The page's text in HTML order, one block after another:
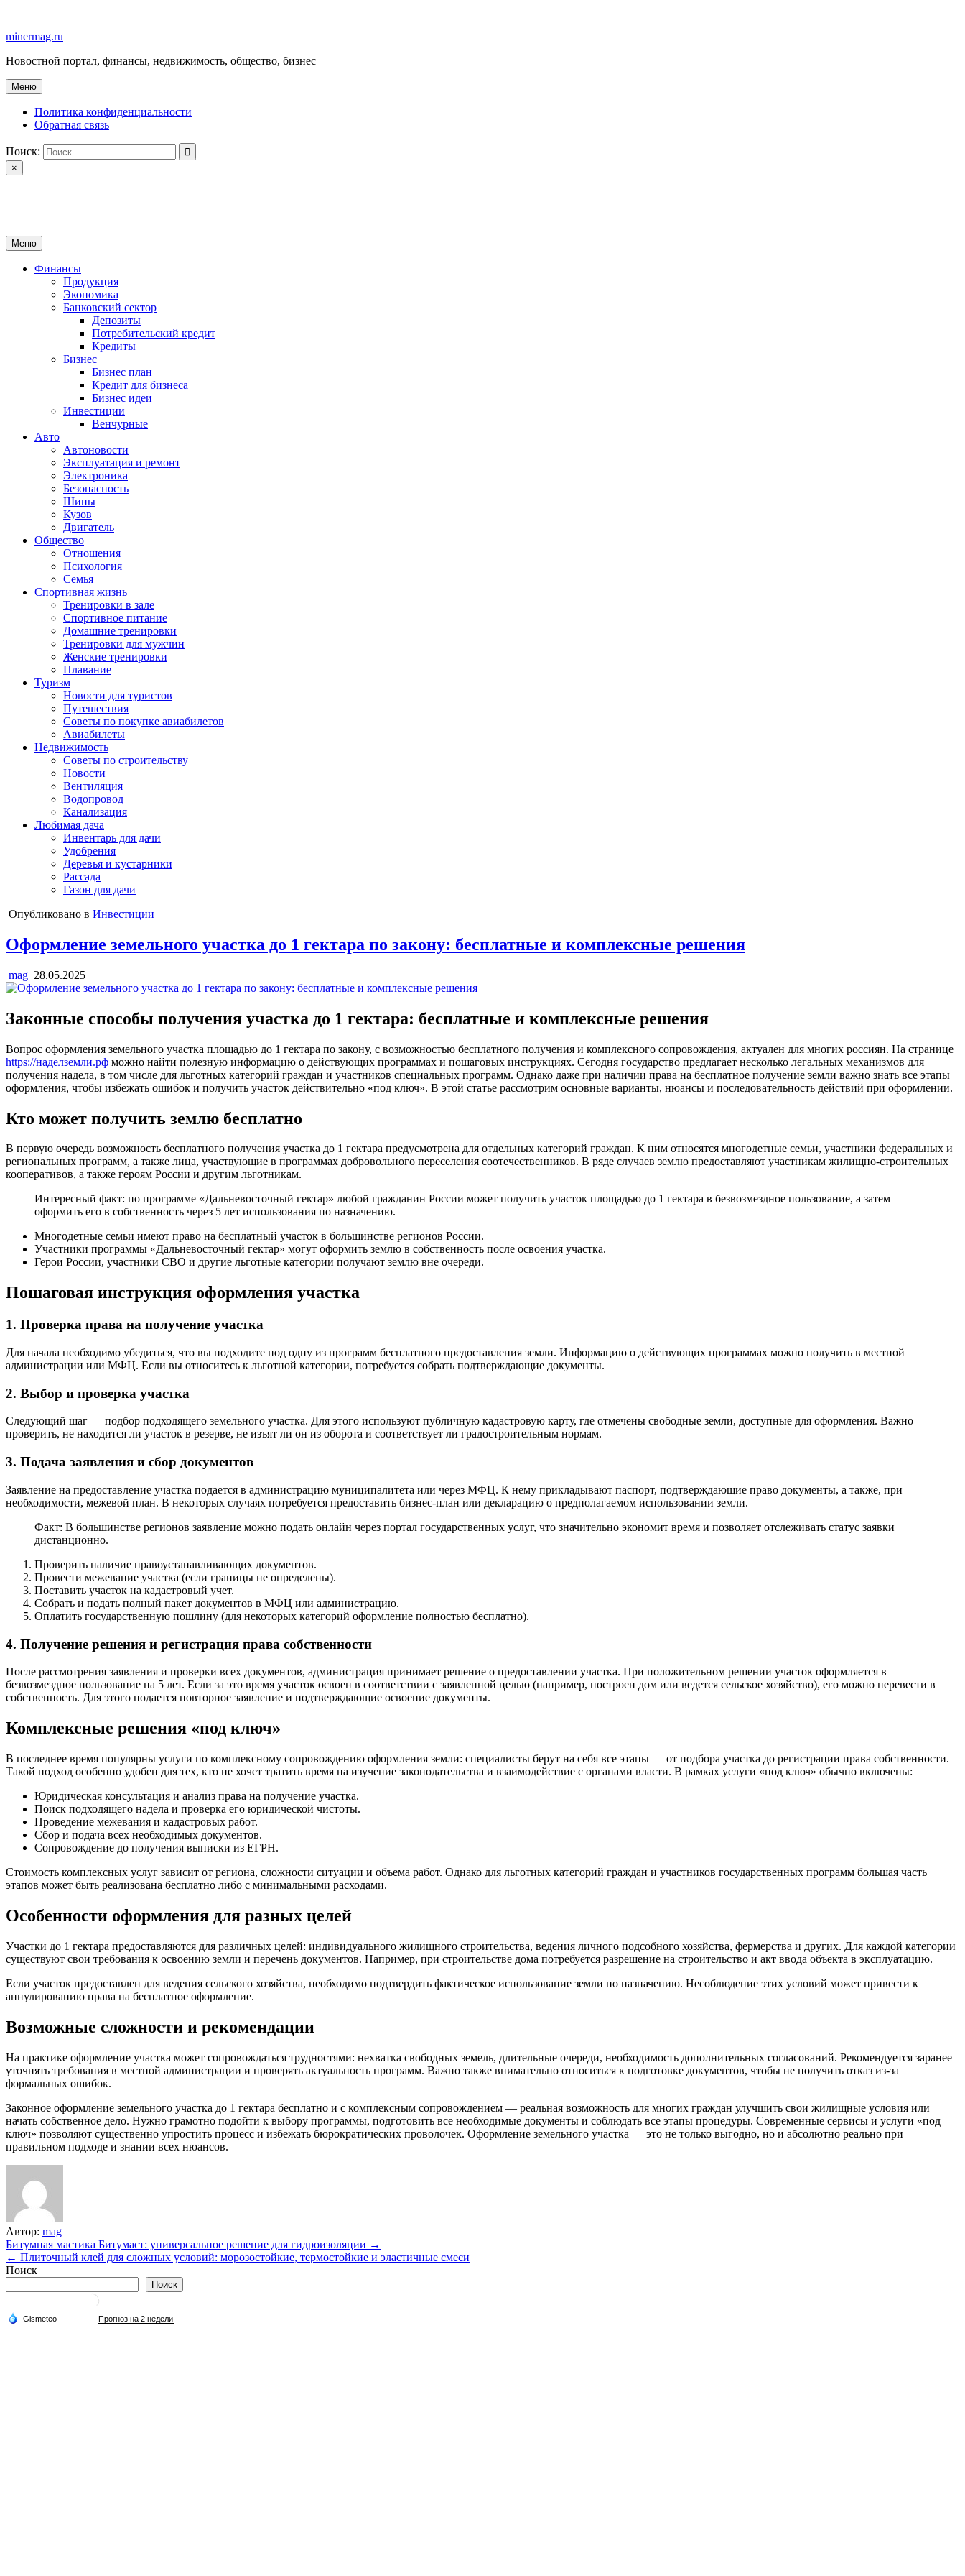
содержимому
minermag.ru
Новостной портал, финансы, недвижимость, общество, бизнес
Меню
Политика конфиденциальности
Обратная связь
Поиск:
×
Меню
Финансы
Продукция
Экономика
Банковский сектор
Депозиты
Потребительский кредит
Кредиты
Бизнес
Бизнес план
Кредит для бизнеса
Бизнес идеи
Инвестиции
Венчурные
Авто
Автоновости
Эксплуатация и ремонт
Электроника
Безопасность
Шины
Кузов
Двигатель
Общество
Отношения
Психология
Семья
Спортивная жизнь
Тренировки в зале
Спортивное питание
Домашние тренировки
Тренировки для мужчин
Женские тренировки
Плавание
Туризм
Новости для туристов
Путешествия
Советы по покупке авиабилетов
Авиабилеты
Недвижимость
Советы по строительству
Новости
Вентиляция
Водопровод
Канализация
Любимая дача
Инвентарь для дачи
Удобрения
Деревья и кустарники
Рассада
Газон для дачи
Опубликовано в Инвестиции
Оформление земельного участка до 1 гектара по закону: бесплатные и комплексные решения
mag 28.05.2025
Законные способы получения участка до 1 гектара: бесплатные и комплексные решения
Вопрос оформления земельного участка площадью до 1 гектара по закону, с возможностью бесплатного получения и комплексного сопровождения, актуален для многих россиян. На странице
https://наделземли.рф можно найти полезную информацию о действующих программах и пошаговых инструкциях. Сегодня государство предлагает несколько легальных механизмов для
получения надела, в том числе для льготных категорий граждан и участников специальных программ. Однако даже при наличии права на бесплатное получение земли важно знать все этапы
оформления, чтобы избежать ошибок и получить участок действительно «под ключ». В этой статье рассмотрим основные варианты, нюансы и последовательность действий при оформлении.
Кто может получить землю бесплатно
В первую очередь возможность бесплатного получения участка до 1 гектара предусмотрена для отдельных категорий граждан. К ним относятся многодетные семьи, участники федеральных и
региональных программ, а также лица, участвующие в программах добровольного переселения соотечественников. В ряде случаев землю предоставляют участникам жилищно-строительных
кооперативов, а также героям России и другим льготникам.
Интересный факт: по программе «Дальневосточный гектар» любой гражданин России может получить участок площадью до 1 гектара в безвозмездное пользование, а затем
оформить его в собственность через 5 лет использования по назначению.
Многодетные семьи имеют право на бесплатный участок в большинстве регионов России.
Участники программы «Дальневосточный гектар» могут оформить землю в собственность после освоения участка.
Герои России, участники СВО и другие льготные категории получают землю вне очереди.
Пошаговая инструкция оформления участка
1. Проверка права на получение участка
Для начала необходимо убедиться, что вы подходите под одну из программ бесплатного предоставления земли. Информацию о действующих программах можно получить в местной
администрации или МФЦ. Если вы относитесь к льготной категории, потребуется собрать подтверждающие документы.
2. Выбор и проверка участка
Следующий шаг — подбор подходящего земельного участка. Для этого используют публичную кадастровую карту, где отмечены свободные земли, доступные для оформления. Важно
проверить, не находится ли участок в резерве, не изъят ли он из оборота и соответствует ли градостроительным нормам.
3. Подача заявления и сбор документов
Заявление на предоставление участка подается в администрацию муниципалитета или через МФЦ. К нему прикладывают паспорт, подтверждающие право документы, а также, при
необходимости, межевой план. В некоторых случаях потребуется предоставить бизнес-план или декларацию о предполагаемом использовании земли.
Факт: В большинстве регионов заявление можно подать онлайн через портал государственных услуг, что значительно экономит время и позволяет отслеживать статус заявки
дистанционно.
Проверить наличие правоустанавливающих документов.
Провести межевание участка (если границы не определены).
Поставить участок на кадастровый учет.
Собрать и подать полный пакет документов в МФЦ или администрацию.
Оплатить государственную пошлину (для некоторых категорий оформление полностью бесплатно).
4. Получение решения и регистрация права собственности
После рассмотрения заявления и проверки всех документов, администрация принимает решение о предоставлении участка. При положительном решении участок оформляется в
безвозмездное пользование на 5 лет. Если за это время участок освоен в соответствии с заявленной целью (например, построен дом или ведется сельское хозяйство), его можно перевести в
собственность. Для этого подается повторное заявление и подтверждающие освоение документы.
Комплексные решения «под ключ»
В последнее время популярны услуги по комплексному сопровождению оформления земли: специалисты берут на себя все этапы — от подбора участка до регистрации права собственности.
Такой подход особенно удобен для тех, кто не хочет тратить время на изучение законодательства и взаимодействие с органами власти. В рамках услуги «под ключ» обычно включены:
Юридическая консультация и анализ права на получение участка.
Поиск подходящего надела и проверка его юридической чистоты.
Проведение межевания и кадастровых работ.
Сбор и подача всех необходимых документов.
Сопровождение до получения выписки из ЕГРН.
Стоимость комплексных услуг зависит от региона, сложности ситуации и объема работ. Однако для льготных категорий граждан и участников государственных программ большая часть
этапов может быть реализована бесплатно либо с минимальными расходами.
Особенности оформления для разных целей
Участки до 1 гектара предоставляются для различных целей: индивидуального жилищного строительства, ведения личного подсобного хозяйства, фермерства и других. Для каждой категории
существуют свои требования к освоению земли и перечень документов. Например, при строительстве дома потребуется разрешение на строительство и акт ввода объекта в эксплуатацию.
Если участок предоставлен для ведения сельского хозяйства, необходимо подтвердить фактическое использование земли по назначению. Несоблюдение этих условий может привести к
аннулированию права на бесплатное оформление.
Возможные сложности и рекомендации
На практике оформление участка может сопровождаться трудностями: нехватка свободных земель, длительные очереди, необходимость дополнительных согласований. Рекомендуется заранее
уточнять требования в местной администрации и проверять актуальность программ. Важно также внимательно относиться к подготовке документов, чтобы не получить отказ из-за
формальных ошибок.
Законное оформление земельного участка до 1 гектара бесплатно и с комплексным сопровождением — реальная возможность для многих граждан улучшить свои жилищные условия или
начать собственное дело. Нужно грамотно подойти к выбору программы, подготовить все необходимые документы и соблюдать все этапы процедуры. Современные сервисы и услуги «под
ключ» позволяют существенно упростить процесс и избежать бюрократических проволочек. Оформление земельного участка — это не только выгодно, но и абсолютно реально при
правильном подходе и знании всех нюансов.
Автор: mag
Навигация
по
Битумная мастика Битумаст: универсальное решение для гидроизоляции →
← Плиточный клей для сложных условий: морозостойкие, термостойкие и эластичные смеси
Поиск
Поиск